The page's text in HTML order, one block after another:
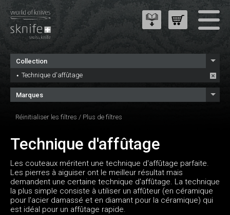
Collection
Technique d'affûtage
Marques
Réinitialiser les filtres / Plus de filtres
Technique d'affûtage
Les couteaux méritent une technique d'affûtage parfaite.
Les pierres à aiguiser ont le meilleur résultat mais
demandent une certaine technique d'affûtage. La technique
la plus simple consiste à utiliser un affûteur (en céramique
pour l'acier damassé et en diamant pour la céramique) qui
est idéal pour un affûtage rapide.